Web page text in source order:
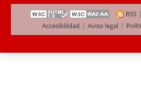
RSS |
Accesibilidad | Aviso legal|